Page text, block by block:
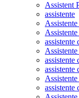
Assistent
assistente
assistente
assistente
assistente
assistente